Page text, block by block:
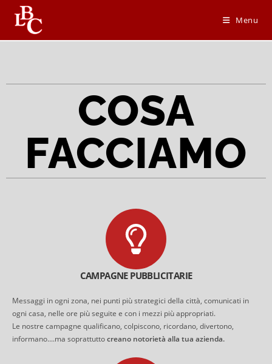
Menu
COSA
FACCIAMO
CAMPAGNE PUBBLICITARIE
Messaggi in ogni zona, nei punti più strategici della città, comunicati in
ogni casa, nelle ore più seguite e con i mezzi più appropriati.
Le nostre campagne qualificano, colpiscono, ricordano, divertono,
informano....ma soprattuttocreano notorietà alla tua azienda.